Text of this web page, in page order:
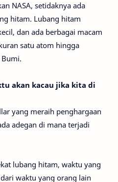
NASA, setidaknya ada
hitam. Lubang hitam
dan ada berbagai macam
satu atom hingga
akan kacau jika kita di
yang meraih penghargaan
adegan di mana terjadi
lubang hitam, waktu yang
waktu yang orang lain